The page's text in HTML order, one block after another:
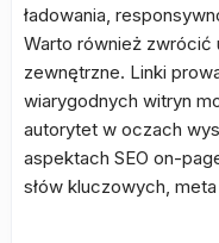
ładowania,
Warto również zwrócić
zewnętrzne. Linki
wiarygodnych witryn
autorytet w oczach
aspektach SEO on-
słów kluczowych,